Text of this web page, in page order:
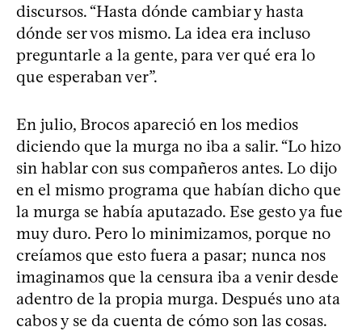
discursos. “Hasta dónde cambiar y hasta
dónde ser vos mismo. La idea era incluso
preguntarle a la gente, para ver qué era lo
que esperaban ver”.
En julio, Brocos apareció en los medios
diciendo que la murga no iba a salir. “Lo hizo
sin hablar con sus compañeros antes. Lo dijo
en el mismo programa que habían dicho que
la murga se había aputazado. Ese gesto ya fue
muy duro. Pero lo minimizamos, porque no
creíamos que esto fuera a pasar; nunca nos
imaginamos que la censura iba a venir desde
adentro de la propia murga. Después uno ata
cabos y se da cuenta de cómo son las cosas.